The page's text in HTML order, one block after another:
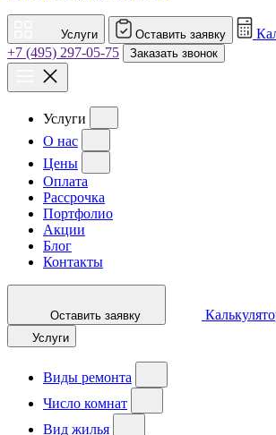
Услуги Оставить заявку
+7 (495) 297-05-75
Заказать звонок
Услуги
О нас
Цены
Оплата
Рассрочка
Портфолио
Акции
Блог
Контакты
Оставить заявку
Услуги
Виды ремонта
Число комнат
Вид жилья